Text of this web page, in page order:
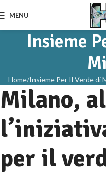
MENU
Insieme
Home Insieme Per Il Verde di
Milano,
per il